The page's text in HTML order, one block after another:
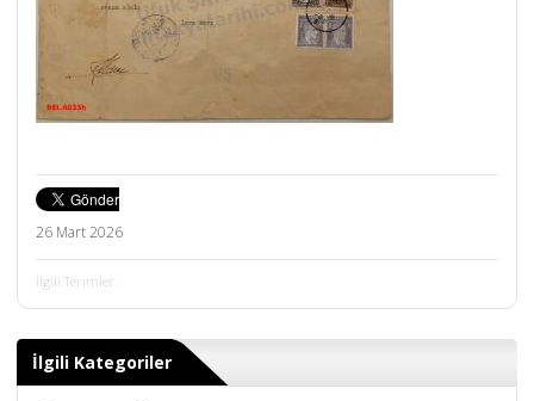
26 Mart 2026
İlgili Terimler :
İlgili Kategoriler